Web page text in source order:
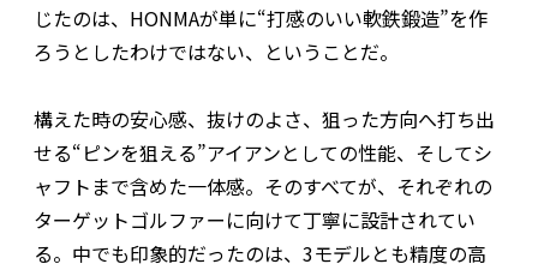
じたのは、HONMAが単に“打感のいい軟鉄鍛造”を作
ろうとしたわけではない、ということだ。
構えた時の安心感、抜けのよさ、狙った方向へ打ち出
せる“ピンを狙える”アイアンとしての性能、そしてシ
ャフトまで含めた一体感。そのすべてが、それぞれの
ターゲットゴルファーに向けて丁寧に設計されてい
る。中でも印象的だったのは、3モデルとも精度の高